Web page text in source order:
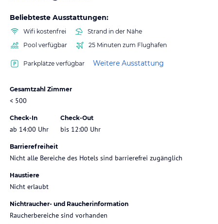
Beliebteste Ausstattungen:
Wifi kostenfrei
Strand in der Nähe
Pool verfügbar
25 Minuten zum Flughafen
Parkplätze verfügbar Weitere Ausstattung
Gesamtzahl Zimmer
< 500
Check-In
ab 14:00 Uhr
Check-Out
bis 12:00 Uhr
Barrierefreiheit
Nicht alle Bereiche des Hotels sind barrierefrei zugänglich
Haustiere
Nicht erlaubt
Nichtraucher- und Raucherinformation
Raucherbereiche sind vorhanden